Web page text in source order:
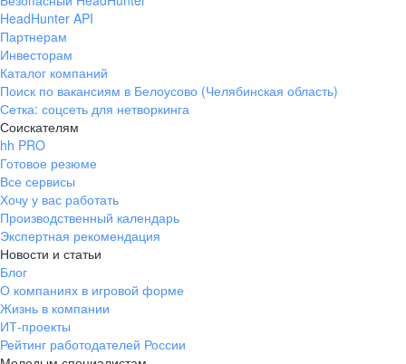
HeadHunter API
Партнерам
Инвесторам
Каталог компаний
Поиск по вакансиям в Белоусово (Челябинская область)
Сетка: соцсеть для нетворкинга
Соискателям
hh PRO
Готовое резюме
Все сервисы
Хочу у вас работать
Производственный календарь
Экспертная рекомендация
Новости и статьи
Блог
О компаниях в игровой форме
Жизнь в компании
ИТ-проекты
Рейтинг работодателей России